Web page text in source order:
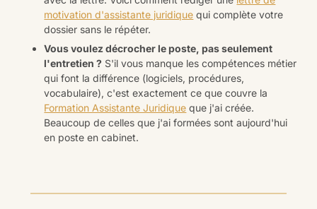
motivation d'assistante juridique qui complète votre
dossier sans le répéter.
Vous voulez décrocher le poste, pas seulement
l'entretien ? S'il vous manque les compétences métier
qui font la différence (logiciels, procédures,
vocabulaire), c'est exactement ce que couvre la
Formation Assistante Juridique que j'ai créée.
Beaucoup de celles que j'ai formées sont aujourd'hui
en poste en cabinet.